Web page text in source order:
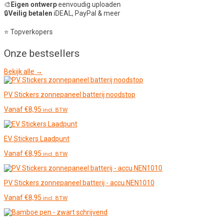
🎨 Eigen ontwerpeenvoudig uploaden
🔒Veilig betalen iDEAL, PayPal & meer
⭐ Topverkopers
Onze bestsellers
Bekijk alle →
PV Stickers zonnepaneel batterij noodstop
Vanaf€8,95 incl. BTW
EV Stickers Laadpunt
Vanaf€8,95 incl. BTW
PV Stickers zonnepaneel batterij - accu NEN1010
Vanaf€8,95 incl. BTW